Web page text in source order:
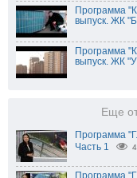
Программа
выпуск. ЖК
Программа
выпуск. ЖК
Еще
Программа
Часть 1
4